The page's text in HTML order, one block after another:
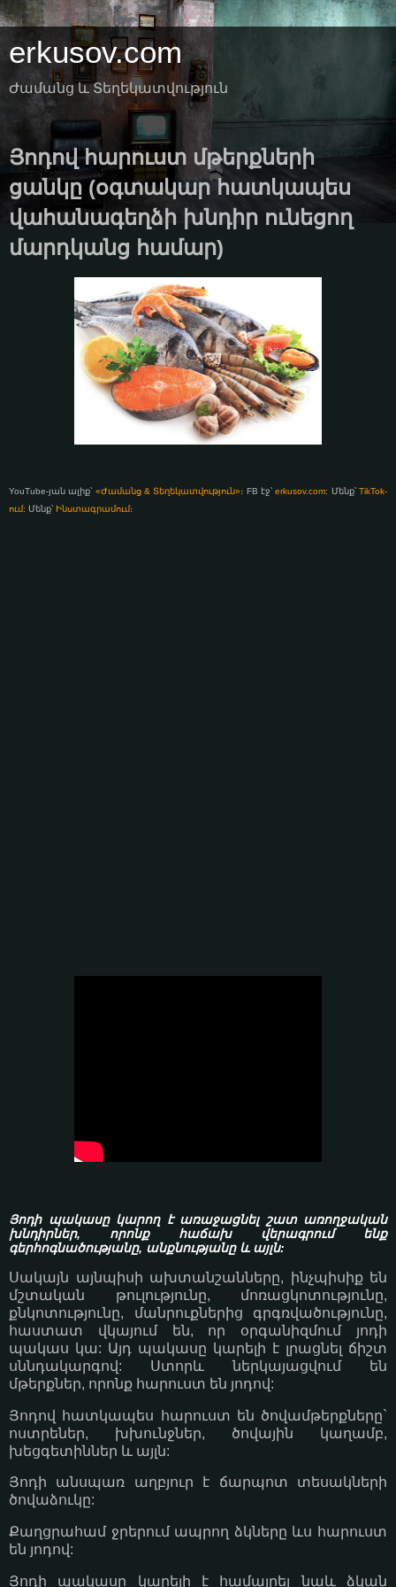
erkusov.com
Ժամանց և Տեղեկատվություն
Յոդով հարուստ մթերքների
ցանկը (օգտակար հատկապես
վահանագեղձի խնդիր ունեցող
մարդկանց համար)
YouTube-յան ալիք՝ «Ժամանց & Տեղեկատվություն»։ FB էջ՝erkusov.com: Մենք՝TikTok-
ում: Մենք՝ Ինստագրամում։
Յոդի պակասը կարող է առաջացնել շատ առողջական
խնդիրներ, որոնք հաճախ վերագրում ենք
գերհոգնածությանը, անքնությանը և այլն:
Սակայն այնպիսի ախտանշանները, ինչպիսիք են
մշտական թուլությունը, մոռացկոտությունը,
քնկոտությունը, մանրուքներից գրգռվածությունը,
հաստատ վկայում են, որ օրգանիզմում յոդի
պակաս կա: Այդ պակասը կարելի է լրացնել ճիշտ
սննդակարգով: Ստորև ներկայացվում են
մթերքներ, որոնք հարուստ են յոդով:
Յոդով հատկապես հարուստ են ծովամթերքները`
ոստրեներ, խխունջներ, ծովային կաղամբ,
խեցգետիններ և այլն:
Յոդի անսպառ աղբյուր է ճարպոտ տեսակների
ծովաձուկը:
Քաղցրահամ ջրերում ապրող ձկները ևս հարուստ
են յոդով:
Յոդի պակասը կարելի է համալրել նաև ձկան